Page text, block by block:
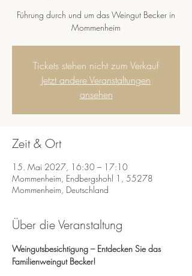
Führung durch und um das Weingut Becker in
Mommenheim
Tickets stehen nicht zum Verkauf
Jetzt andere Veranstaltungen
ansehen
Zeit & Ort
15. Mai 2027, 16:30 – 17:10
Mommenheim, Endbergshohl 1, 55278
Mommenheim, Deutschland
Über die Veranstaltung
Weingutsbesichtigung – Entdecken Sie das
Familienweingut Becker!